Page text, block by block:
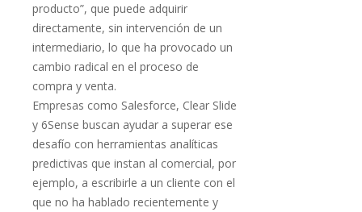
producto”, que puede adquirir
directamente, sin intervención de un
intermediario, lo que ha provocado un
cambio radical en el proceso de
compra y venta.
Empresas como Salesforce, Clear Slide
y 6Sense buscan ayudar a superar ese
desafío con herramientas analíticas
predictivas que instan al comercial, por
ejemplo, a escribirle a un cliente con el
que no ha hablado recientemente y